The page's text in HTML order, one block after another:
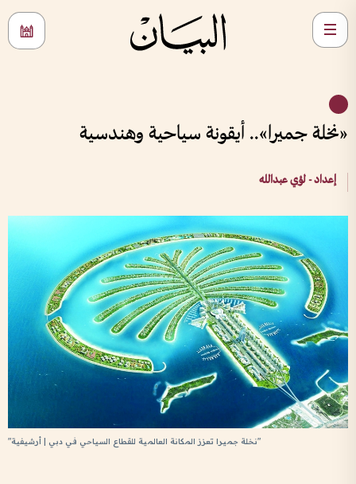
«نخلة جميرا».. أيقونة سياحية وهندسية
إعداد - لؤي عبدالله
"نخلة جميرا تعزز المكانة العالمية للقطاع السياحي في دبي | أرشيفية"